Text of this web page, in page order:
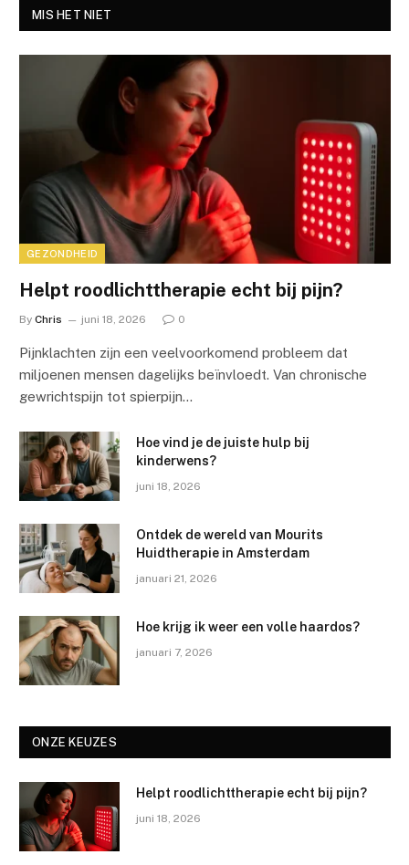
MIS HET NIET
GEZONDHEID
Helpt roodlichttherapie echt bij pijn?
By Chris juni 18, 2026 0
Pijnklachten zijn een veelvoorkomend probleem dat
miljoenen mensen dagelijks beïnvloedt. Van chronische
gewrichtspijn tot spierpijn…
Hoe vind je de juiste hulp bij
kinderwens?
juni 18, 2026
Ontdek de wereld van Mourits
Huidtherapie in Amsterdam
januari 21, 2026
Hoe krijg ik weer een volle haardos?
januari 7, 2026
ONZE KEUZES
Helpt roodlichttherapie echt bij pijn?
juni 18, 2026